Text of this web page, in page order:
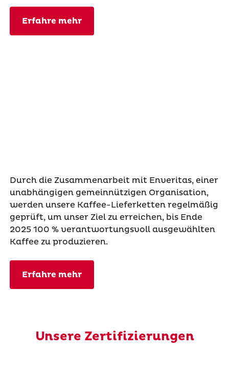
Erfahre mehr
Durch die Zusammenarbeit mit Enveritas, einer
unabhängigen gemeinnützigen Organisation,
werden unsere Kaffee-Lieferketten regelmäßig
geprüft, um unser Ziel zu erreichen, bis Ende
2025 100 % verantwortungsvoll ausgewählten
Kaffee zu produzieren.
Erfahre mehr
Unsere Zertifizierungen